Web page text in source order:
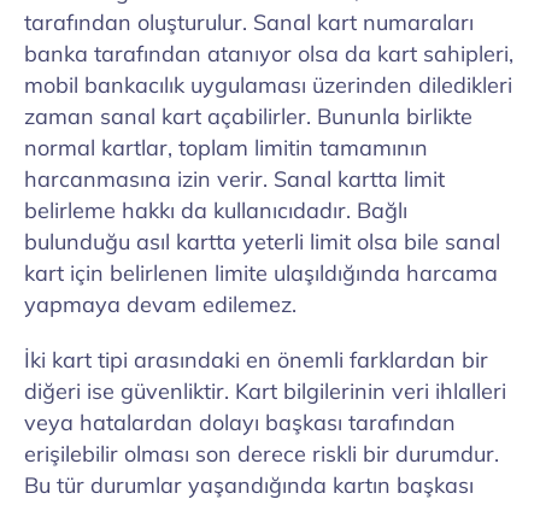
tarafından oluşturulur. Sanal kart numaraları
banka tarafından atanıyor olsa da kart sahipleri,
mobil bankacılık uygulaması üzerinden diledikleri
zaman sanal kart açabilirler. Bununla birlikte
normal kartlar, toplam limitin tamamının
harcanmasına izin verir. Sanal kartta limit
belirleme hakkı da kullanıcıdadır. Bağlı
bulunduğu asıl kartta yeterli limit olsa bile sanal
kart için belirlenen limite ulaşıldığında harcama
yapmaya devam edilemez.
İki kart tipi arasındaki en önemli farklardan bir
diğeri ise güvenliktir. Kart bilgilerinin veri ihlalleri
veya hatalardan dolayı başkası tarafından
erişilebilir olması son derece riskli bir durumdur.
Bu tür durumlar yaşandığında kartın başkası